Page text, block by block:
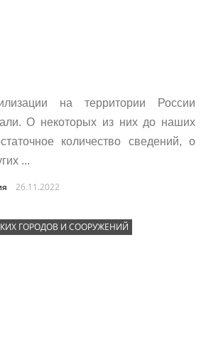
на территории России
О некоторых из них до наших
количество сведений, о
...
26.11.2022
ГОРОДОВ И СООРУЖЕНИЙ